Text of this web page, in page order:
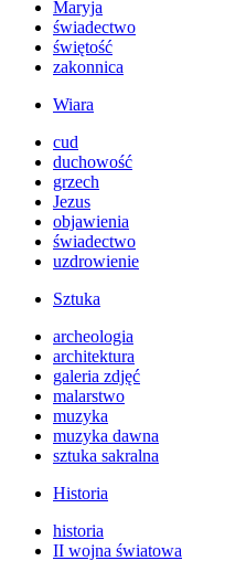
Maryja
świadectwo
świętość
zakonnica
Wiara
cud
duchowość
grzech
Jezus
objawienia
świadectwo
uzdrowienie
Sztuka
archeologia
architektura
galeria zdjęć
malarstwo
muzyka
muzyka dawna
sztuka sakralna
Historia
historia
II wojna światowa